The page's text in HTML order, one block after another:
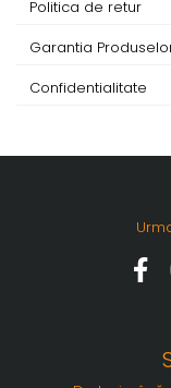
Politica de retur
Garantia
Confidentialitate